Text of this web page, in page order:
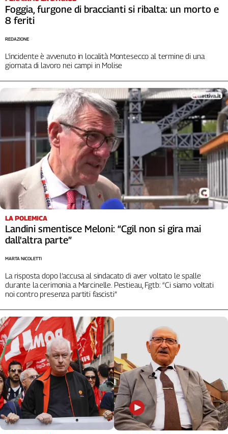
L'Italia
nel
Territori
Abruzzo-
Molise
Adige
Calabria
Romagna
Friuli
Venezia
Giulia
Lazio
Liguria
Lombardia
Marche
Puglia
Sardegna
Sicilia
Toscana
Trentino
Umbria
Valle
D'Aosta
Veneto
Archivio
Storico
1955-
Foggia, furgone di braccianti si ribalta: un morto e
8 feriti
L’incidente è avvenuto in località Montesecco al termine di una
giornata di lavoro nei campi in Molise
REDAZIONE
LA POLEMICA
Landini smentisce Meloni: “Cgil non si gira mai
dall'altra parte”
La risposta dopo l’accusa al sindacato di aver voltato le spalle
durante la cerimonia a Marcinelle. Pestieau, Fgtb: “Ci siamo voltati
noi contro presenza partiti fascisti”
MARTA NICOLETTI